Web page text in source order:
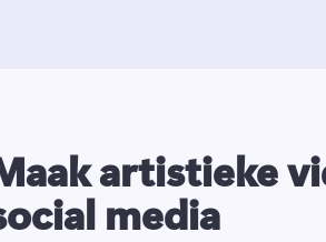
artistieke
media